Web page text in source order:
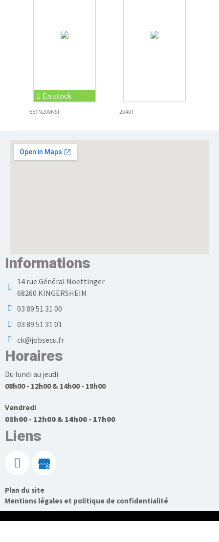
En stock
6ETN200NSI 20401
Informations
14 rue Général Noettinger
68260 KINGERSHEIM
03 89 51 31 00
03 89 51 31 01
ck@jobsecu.fr
Horaires
Du lundi au jeudi
08h00 - 12h00 & 14h00 - 18h00
Vendredi
08h00 - 12h00 & 14h00 - 17h00
Liens
Plan du site
Mentions légales et politique de confidentialité